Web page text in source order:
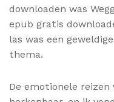
downloaden was
epub gratis
las was een
thema.
De emotionele reizen